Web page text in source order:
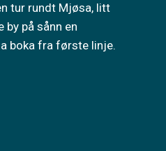
tur rundt Mjøsa, litt
by på sånn en
boka fra første linje.